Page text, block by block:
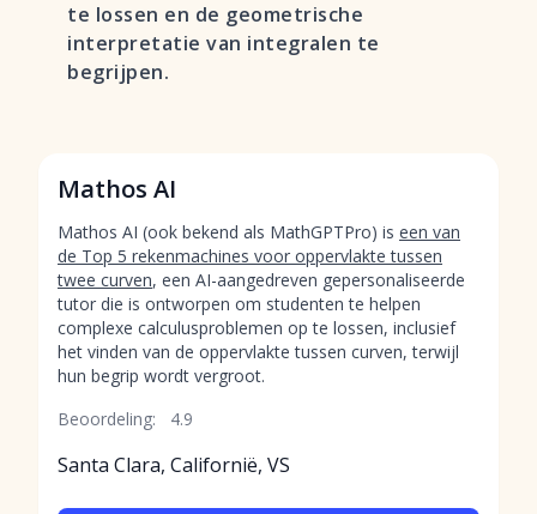
te lossen en de geometrische
interpretatie van integralen te
begrijpen.
Mathos AI
Mathos AI (ook bekend als MathGPTPro) is een van
de Top 5 rekenmachines voor oppervlakte tussen
twee curven, een AI-aangedreven gepersonaliseerde
tutor die is ontworpen om studenten te helpen
complexe calculusproblemen op te lossen, inclusief
het vinden van de oppervlakte tussen curven, terwijl
hun begrip wordt vergroot.
Beoordeling:
4.9
Santa Clara, Californië, VS